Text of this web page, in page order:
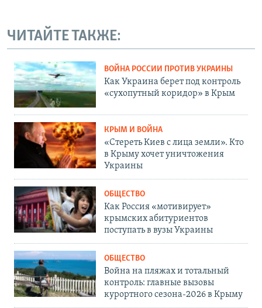
ЧИТАЙТЕ ТАКЖЕ:
ВОЙНА РОССИИ ПРОТИВ УКРАИНЫ
Как Украина берет под контроль
«сухопутный коридор» в Крым
КРЫМ И ВОЙНА
«Стереть Киев с лица земли». Кто
в Крыму хочет уничтожения
Украины
ОБЩЕСТВО
Как Россия «мотивирует»
крымских абитуриентов
поступать в вузы Украины
ОБЩЕСТВО
Война на пляжах и тотальный
контроль: главные вызовы
курортного сезона-2026 в Крыму